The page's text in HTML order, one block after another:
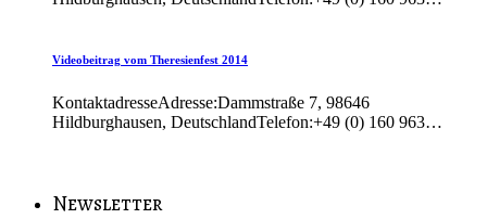
Videobeitrag vom Theresienfest 2014
KontaktadresseAdresse:Dammstraße 7, 98646
Hildburghausen, DeutschlandTelefon:+49 (0) 160 963…
Newsletter